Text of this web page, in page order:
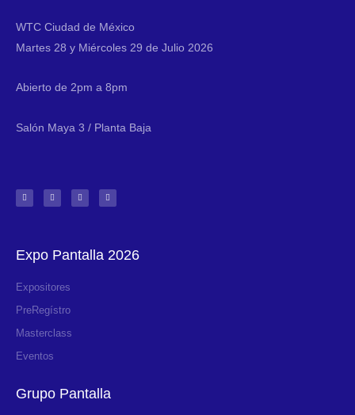
WTC Ciudad de México
Martes 28 y Miércoles 29 de Julio 2026
Abierto de 2pm a 8pm
Salón Maya 3 / Planta Baja
Expo Pantalla 2026
Expositores
PreRegístro
Masterclass
Eventos
Grupo Pantalla